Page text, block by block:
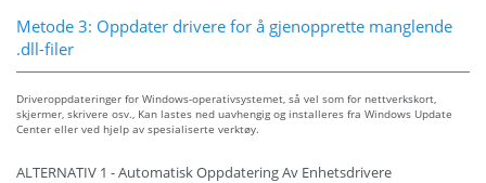
Metode 3: Oppdater drivere for å gjenopprette manglende
.dll-filer
Driveroppdateringer for Windows-operativsystemet, så vel som for nettverkskort,
skjermer, skrivere osv., Kan lastes ned uavhengig og installeres fra Windows Update
Center eller ved hjelp av spesialiserte verktøy.
ALTERNATIV 1 - Automatisk Oppdatering Av Enhetsdrivere